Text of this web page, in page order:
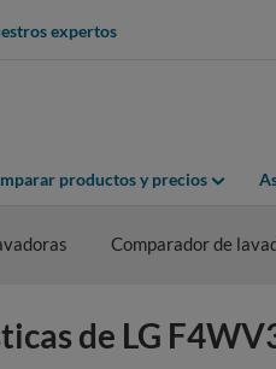
expertos
productos y precios
Comparador de
de LG